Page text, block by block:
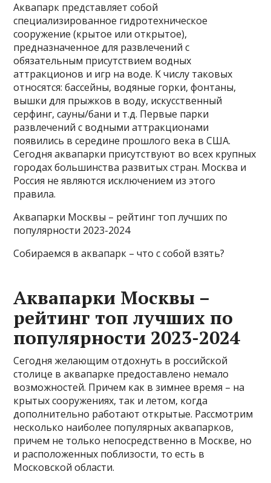
Аквапарк представляет собой
специализированное гидротехническое
сооружение (крытое или открытое),
предназначенное для развлечений с
обязательным присутствием водных
аттракционов и игр на воде. К числу таковых
относятся: бассейны, водяные горки, фонтаны,
вышки для прыжков в воду, искусственный
серфинг, сауны/бани и т.д. Первые парки
развлечений с водными аттракционами
появились в середине прошлого века в США.
Сегодня аквапарки присутствуют во всех крупных
городах большинства развитых стран. Москва и
Россия не являются исключением из этого
правила.
Аквапарки Москвы – рейтинг топ лучших по
популярности 2023-2024
Собираемся в аквапарк – что с собой взять?
Аквапарки Москвы –
рейтинг топ лучших по
популярности 2023-2024
Сегодня желающим отдохнуть в российской
столице в аквапарке предоставлено немало
возможностей. Причем как в зимнее время – на
крытых сооружениях, так и летом, когда
дополнительно работают открытые. Рассмотрим
несколько наиболее популярных аквапарков,
причем не только непосредственно в Москве, но
и расположенных поблизости, то есть в
Московской области.